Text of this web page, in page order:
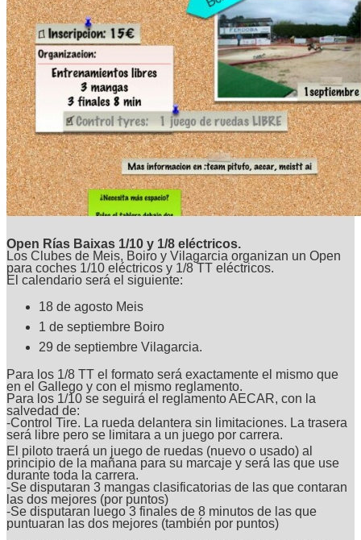
Open Rías Baixas 1/10 y 1/8 eléctricos.
Los Clubes de Meis, Boiro y Vilagarcia organizan un Open
para coches 1/10 eléctricos y 1/8 TT eléctricos.
El calendario será el siguiente:
18 de agosto Meis
1 de septiembre Boiro
29 de septiembre Vilagarcia.
Para los 1/8 TT el formato será exactamente el mismo que
en el Gallego y con el mismo reglamento.
Para los 1/10 se seguirá el reglamento AECAR, con la
salvedad de:
-Control Tire. La rueda delantera sin limitaciones. La trasera
será libre pero se limitara a un juego por carrera.
El piloto traerá un juego de ruedas (nuevo o usado) al
principio de la mañana para su marcaje y será las que use
durante toda la carrera.
-Se disputaran 3 mangas clasificatorias de las que contaran
las dos mejores (por puntos)
-Se disputaran luego 3 finales de 8 minutos de las que
puntuaran las dos mejores (también por puntos)